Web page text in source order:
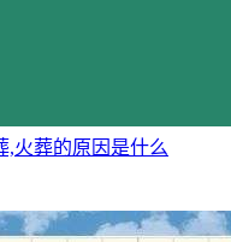
,火葬的原因是什么